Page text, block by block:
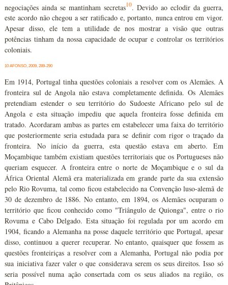
negociações ainda se mantinham secretas10. Devido ao eclodir da guerra,
este acordo não chegou a ser ratificado e, portanto, nunca entrou em vigor.
Apesar disso, ele tem a utilidade de nos mostrar a visão que outras
potências tinham da nossa capacidade de ocupar e controlar os territórios
coloniais.
10 AFONSO, 2009, 289-290
Em 1914, Portugal tinha questões coloniais a resolver com os Alemães. A
fronteira sul de Angola não estava completamente definida. Os Alemães
pretendiam estender o seu território do Sudoeste Africano pelo sul de
Angola e esta situação impediu que aquela fronteira fosse definida em
tratado. Acordaram ambas as partes em estabelecer uma faixa do território
que posteriormente seria estudada para se definir com rigor o traçado da
fronteira. No início da guerra, esta questão estava em aberto. Em
Moçambique também existiam questões territoriais que os Portugueses não
queriam esquecer. A fronteira entre o norte de Moçambique e o sul da
África Oriental Alemã era materializada em grande parte da sua extensão
pelo Rio Rovuma, tal como ficou estabelecido na Convenção luso-alemã de
30 de dezembro de 1886. No entanto, em 1894, os Alemães ocuparam o
território que ficou conhecido como "Triângulo de Quionga", entre o rio
Rovuma e Cabo Delgado. Esta situação foi regulada por um acordo em
1904, ficando a Alemanha na posse daquele território que Portugal, apesar
disso, continuou a querer recuperar. No entanto, quaisquer que fossem as
questões fronteiriças a resolver com a Alemanha, Portugal não podia por
sua iniciativa fazer valer o que considerava serem os seus direitos. Isso só
seria possível numa ação consertada com os seus aliados na região, os